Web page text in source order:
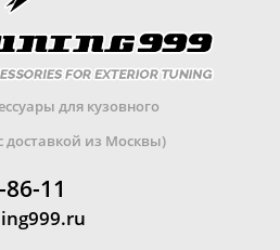
для кузовного
доставкой из Москвы)
11